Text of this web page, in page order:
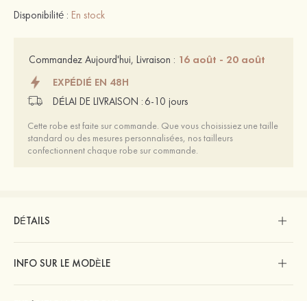
Disponibilité : En stock
Commandez Aujourd'hui, Livraison : 16 août - 20 août
EXPÉDIÉ EN 48H
DÉLAI DE LIVRAISON : 6-10 jours
Cette robe est faite sur commande. Que vous choisissiez une taille
standard ou des mesures personnalisées, nos tailleurs
confectionnent chaque robe sur commande.
DÉTAILS
INFO SUR LE MODÈLE